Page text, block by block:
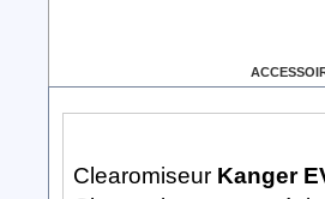
Clearomiseur Kanger